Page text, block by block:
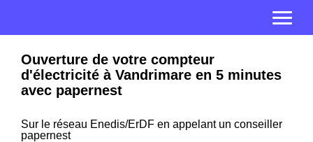
Ouverture de votre compteur
d'électricité à Vandrimare en 5 minutes
avec papernest
Sur le réseau Enedis/ErDF en appelant un conseiller
papernest